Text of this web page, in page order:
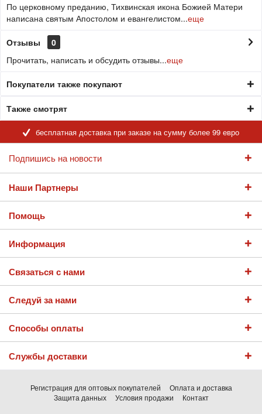
По церковному преданию, Тихвинская икона Божией Матери
написана святым Апостолом и евангелистом...еще
Отзывы
0
Прочитать, написать и обсудить отзывы...еще
Покупатели также покупают
Также смотрят
бесплатная доставка при заказе на сумму более 99 евро
Подпишись на новости
Наши Партнеры
Помощь
Информация
Связаться с нами
Следуй за нами
Способы оплаты
Службы доставки
Регистрация для оптовых покупателей
Оплата и доставка
Защита данных
Условия продажи Контакт